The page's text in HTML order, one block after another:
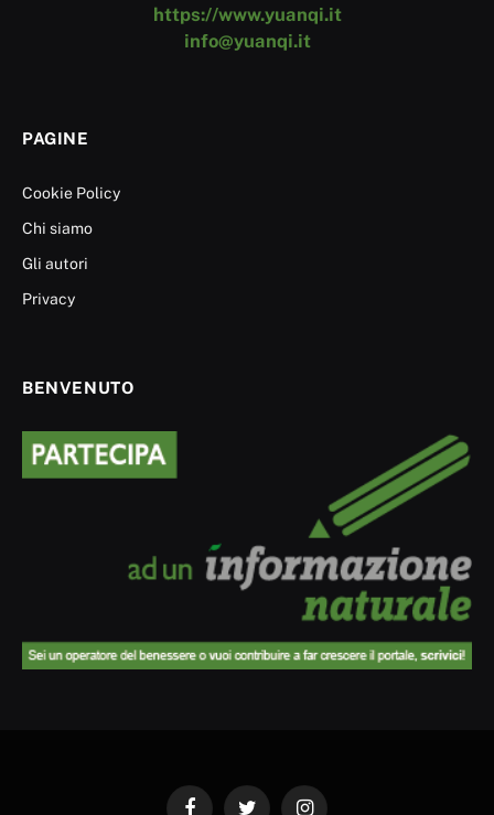
https://www.yuanqi.it
info@yuanqi.it
PAGINE
Cookie Policy
Chi siamo
Gli autori
Privacy
BENVENUTO